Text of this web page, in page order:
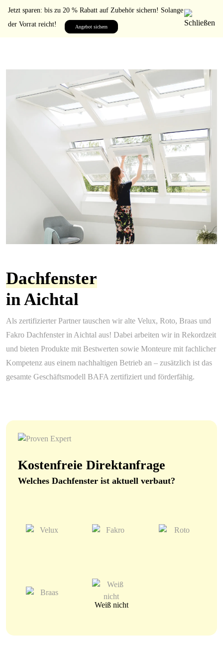
Jetzt sparen: bis zu 20 % Rabatt auf Zubehör sichern! Solange
der Vorrat reicht!
Angebot sichern
Dachfenster
in Aichtal
Als zertifizierter Partner tauschen wir alte Velux, Roto, Braas und
Fakro Dachfenster in Aichtal aus! Dabei arbeiten wir in Rekordzeit
und bieten Produkte mit Bestwerten sowie Monteure mit fachlicher
Kompetenz aus einem nachhaltigen Betrieb an – zusätzlich ist das
gesamte Geschäftsmodell BAFA zertifiziert und förderfähig.
Kostenfreie Direktanfrage
Welches Dachfenster ist aktuell verbaut?
Weiß nicht